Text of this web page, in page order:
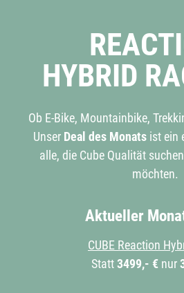
HYBRID
Ob E-Bike, Mountainbike,
Unser Deal des Monats ist ein
alle, die Cube Qualität
möchten.
Aktueller
CUBE Reaction
Statt3499,- € nur